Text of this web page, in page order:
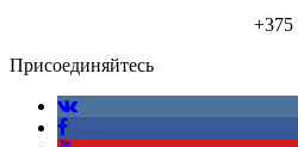
+375
Присоединяйтесь